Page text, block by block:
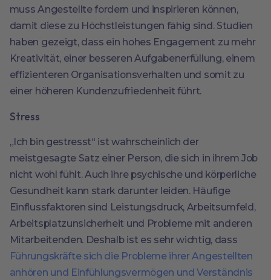
muss Angestellte fordern und inspirieren können,
damit diese zu Höchstleistungen fähig sind. Studien
haben gezeigt, dass ein hohes Engagement zu mehr
Kreativität, einer besseren Aufgabenerfüllung, einem
effizienteren Organisationsverhalten und somit zu
einer höheren Kundenzufriedenheit führt.
Stress
„Ich bin gestresst“ ist wahrscheinlich der
meistgesagte Satz einer Person, die sich in ihrem Job
nicht wohl fühlt. Auch ihre psychische und körperliche
Gesundheit kann stark darunter leiden. Häufige
Einflussfaktoren sind Leistungsdruck, Arbeitsumfeld,
Arbeitsplatzunsicherheit und Probleme mit anderen
Mitarbeitenden. Deshalb ist es sehr wichtig, dass
Führungskräfte sich die Probleme ihrer Angestellten
anhören und Einfühlungsvermögen und Verständnis